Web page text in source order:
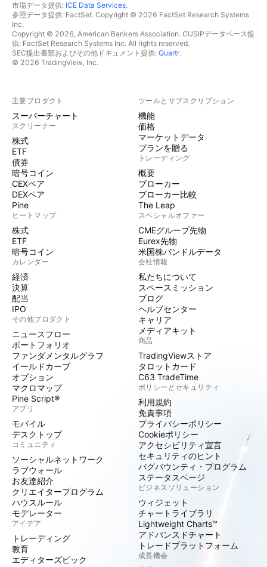
市場データ提供: ICE Data Services.
参照データ提供: FactSet. Copyright © 2026 FactSet Research Systems
Inc.
Copyright © 2026, American Bankers Association. CUSIPデータベース提
供: FactSet Research Systems Inc. All rights reserved.
SEC提出書類およびその他ドキュメント提供: Quartr.
© 2026 TradingView, Inc.
主要プロダクト
スーパーチャート
スクリーナー
株式
ETF
債券
暗号コイン
CEXペア
DEXペア
Pine
ヒートマップ
株式
ETF
暗号コイン
カレンダー
経済
決算
配当
IPO
その他プロダクト
ニュースフロー
ポートフォリオ
ファンダメンタルグラフ
イールドカーブ
オプション
マクロマップ
Pine Script®
アプリ
モバイル
デスクトップ
コミュニティ
ソーシャルネットワーク
ラブウォール
お友達紹介
クリエイタープログラム
ハウスルール
モデレーター
アイデア
トレーディング
教育
エディターズピック
ツールとサブスクリプション
機能
価格
マーケットデータ
プランを贈る
トレーディング
概要
ブローカー
ブローカー比較
The Leap
スペシャルオファー
CMEグループ先物
Eurex先物
米国株バンドルデータ
会社情報
私たちについて
スペースミッション
ブログ
ヘルプセンター
キャリア
メディアキット
商品
TradingViewストア
タロットカード
C63 TradeTime
ポリシーとセキュリティ
利用規約
免責事項
プライバシーポリシー
Cookieポリシー
アクセシビリティ宣言
セキュリティのヒント
バグバウンティ・プログラム
ステータスページ
ビジネスソリューション
ウィジェット
チャートライブラリ
Lightweight Charts™
アドバンスドチャート
トレードプラットフォーム
成長機会